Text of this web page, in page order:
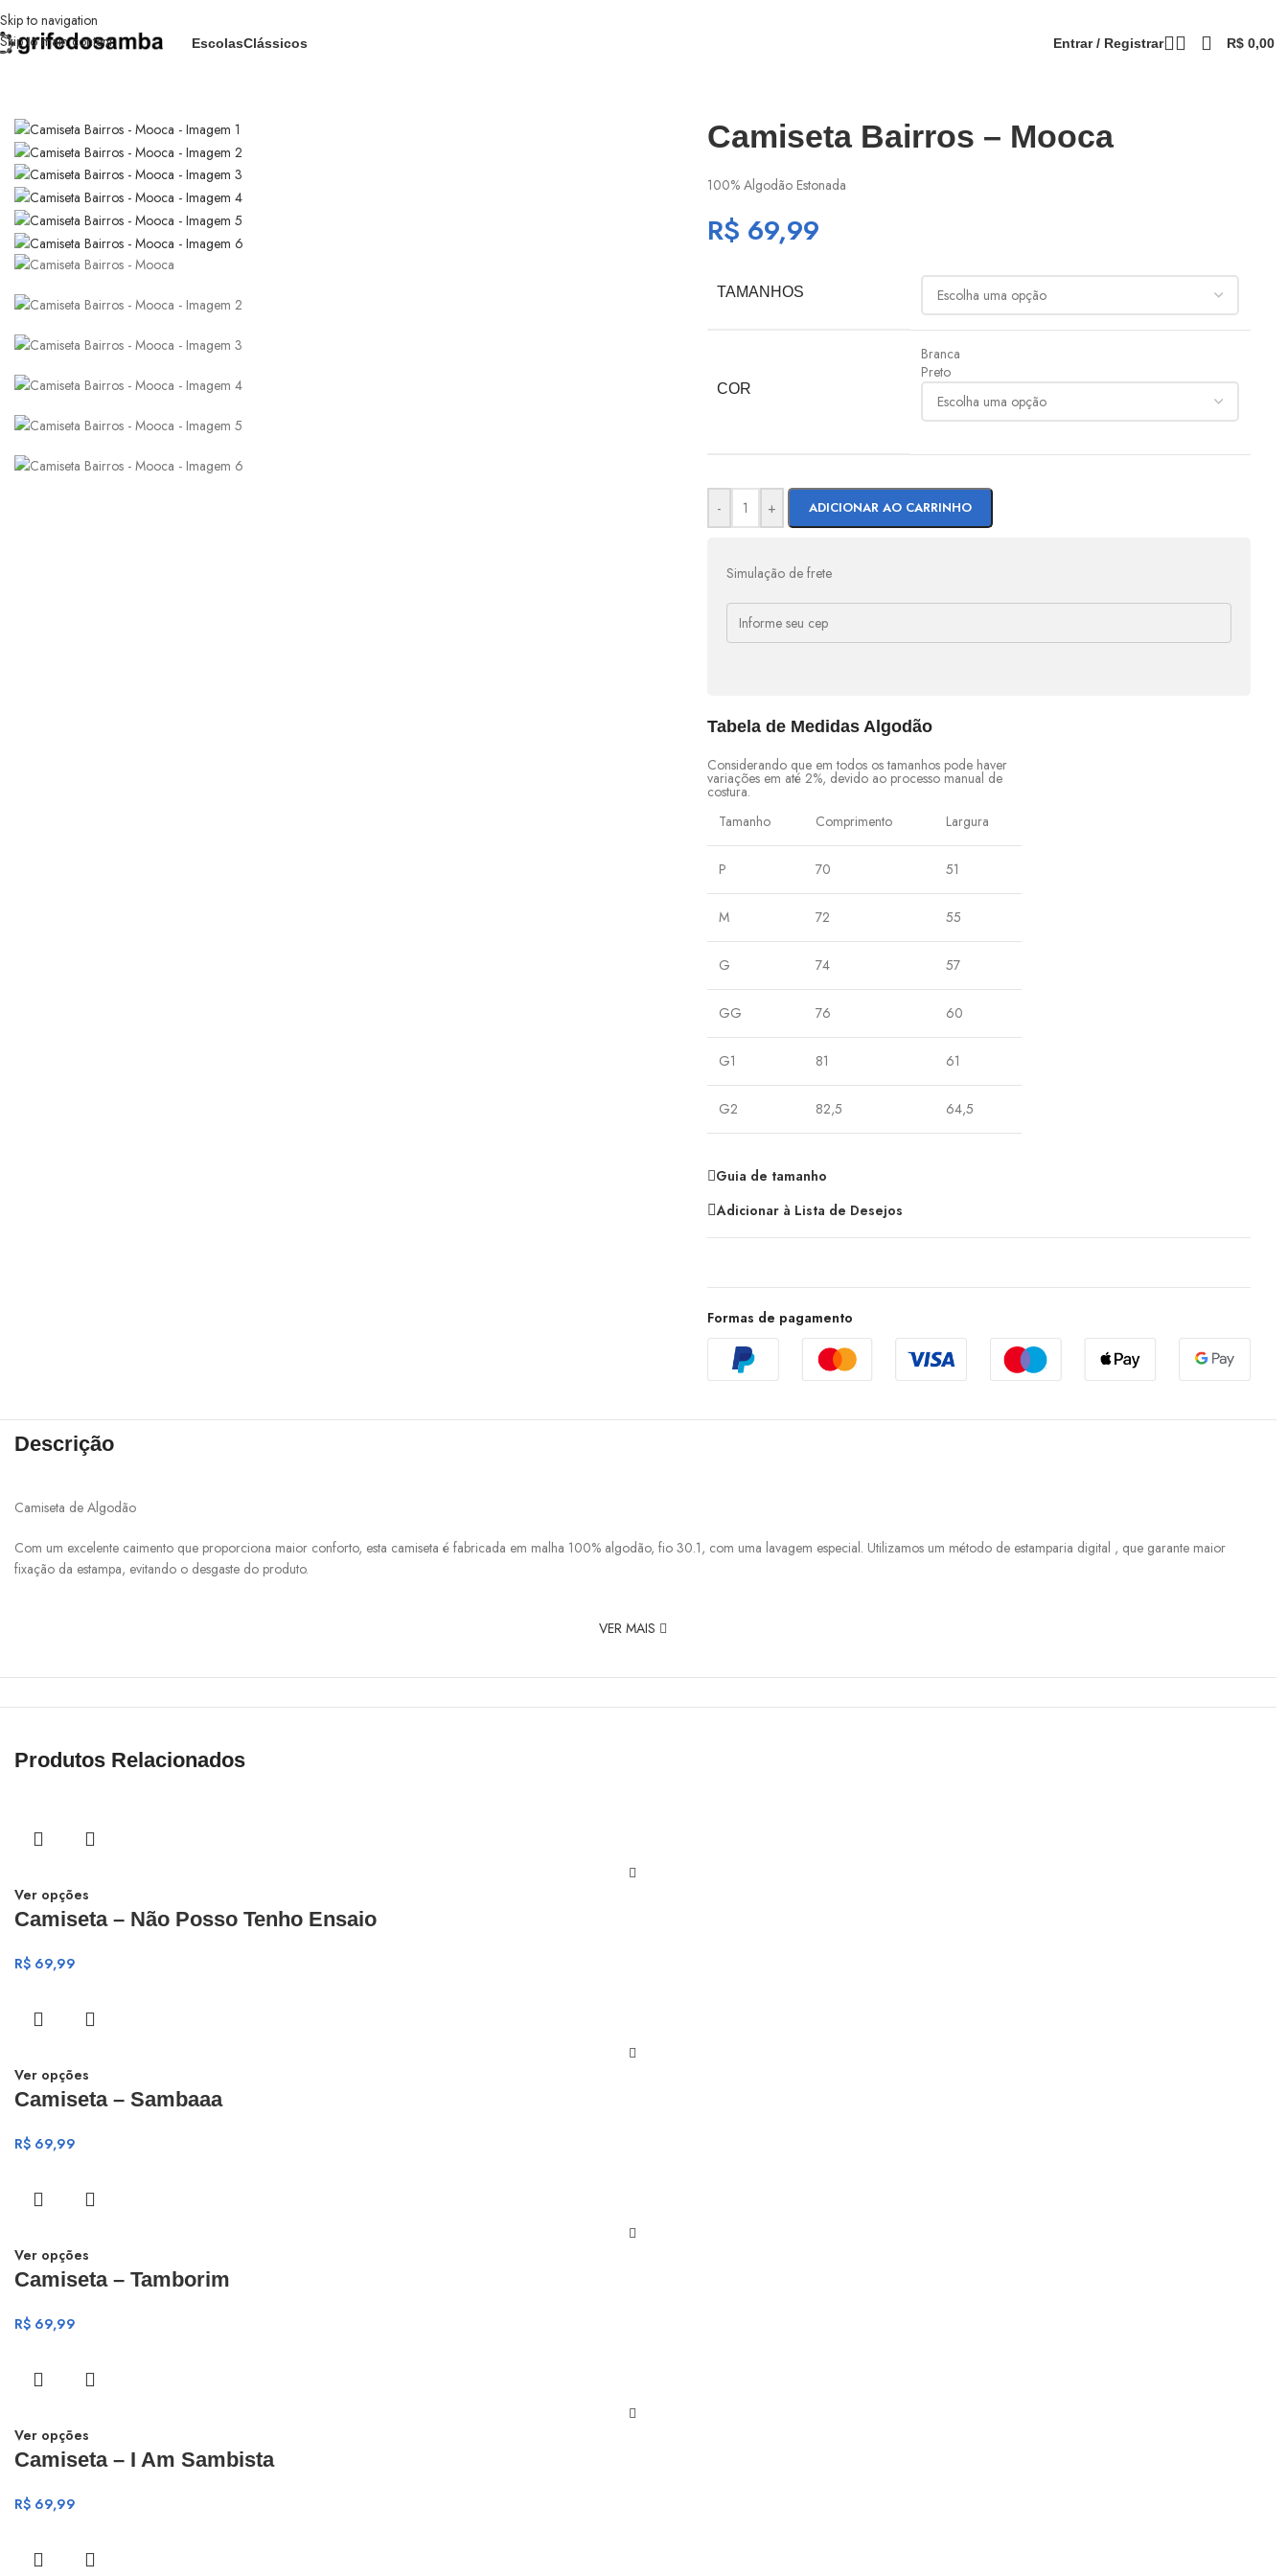
Skip to navigation
Skip to main content
EscolasClássicos Entrar / Registrar R$ 0,00
Camiseta Bairros – Mooca
100% Algodão Estonada
R$ 69,99
TAMANHOS
COR
Branca
Preto
- + ADICIONAR AO CARRINHO
Simulação de frete
Tabela de Medidas Algodão
Considerando que em todos os tamanhos pode haver
variações em até 2%, devido ao processo manual de
costura.
Tamanho
Comprimento Largura
P 70 51
M 72 55
G 74 57
GG 76 60
G1 81 61
G2 82,5 64,5
Guia de tamanho
Adicionar à Lista de Desejos
Formas de pagamento
Descrição
Camiseta de Algodão
Com um excelente caimento que proporciona maior conforto, esta camiseta é fabricada em malha 100% algodão, fio 30.1, com uma lavagem especial. Utilizamos um método de estamparia digital , que garante maior
fixação da estampa, evitando o desgaste do produto.
VER MAIS
Produtos Relacionados
Ver opções
Camiseta – Não Posso Tenho Ensaio
R$ 69,99
Ver opções
Camiseta – Sambaaa
R$ 69,99
Ver opções
Camiseta – Tamborim
R$ 69,99
Ver opções
Camiseta – I Am Sambista
R$ 69,99